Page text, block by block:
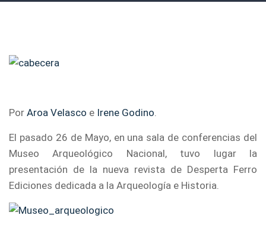
Por Aroa Velasco e Irene Godino
El pasado 26 de Mayo, en una sala de conferencias del
Museo Arqueológico Nacional, tuvo lugar la
presentación de la nueva revista de Desperta Ferro
Ediciones dedicada a la Arqueología e Historia.